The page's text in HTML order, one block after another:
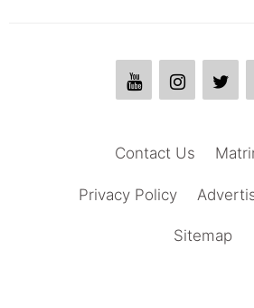
Contact Us
Privacy Policy
Sitemap